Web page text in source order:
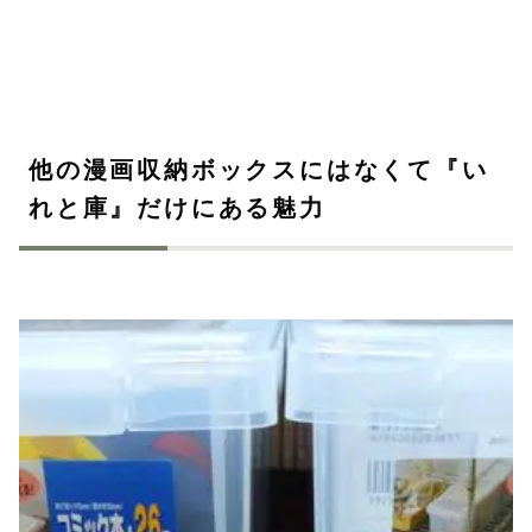
他の漫画収納ボックスにはなくて『い
れと庫』だけにある魅力